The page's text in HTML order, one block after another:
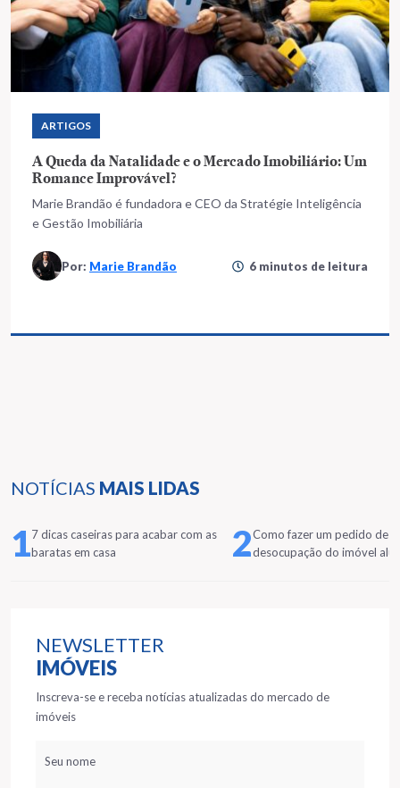
NOTÍCIAS MAIS LIDAS
17 dicas caseiras para acabar com as
baratas em casa
2Como fazer um pedido de
desocupação do imóvel
NEWSLETTER
IMÓVEIS
Inscreva-se e receba notícias atualizadas do mercado de
imóveis
ARTIGOS
A Queda da Natalidade e o Mercado Imobiliário: Um
Romance Improvável?
Marie Brandão é fundadora e CEO da Stratégie Inteligência
e Gestão Imobiliária
Por: Marie Brandão 6 minutos de leitura